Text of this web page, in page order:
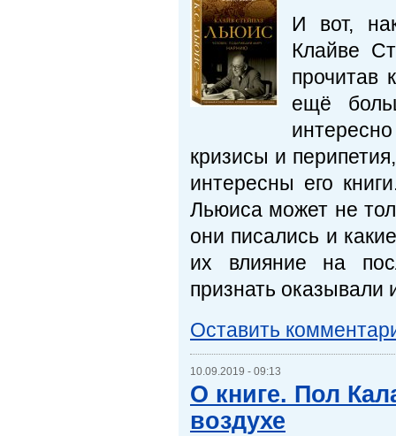
И вот,
Клайве
прочитав
ещё
кризисы и
интересны его
Льюиса может не
они писались и
их влияние на
признать оказывали
Оставить
10.09.2019 - 09:13
О книге. Пол
воздухе